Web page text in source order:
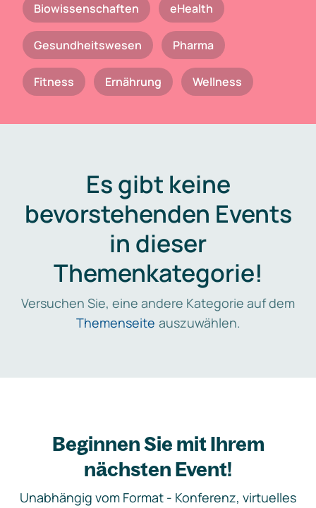
Biowissenschaften eHealth
Gesundheitswesen Pharma
Fitness Ernährung Wellness
Es gibt keine
bevorstehenden Events
in dieser
Themenkategorie!
Versuchen Sie, eine andere Kategorie auf dem
Themenseite auszuwählen.
Beginnen Sie mit Ihrem
nächsten Event!
Unabhängig vom Format - Konferenz, virtuelles